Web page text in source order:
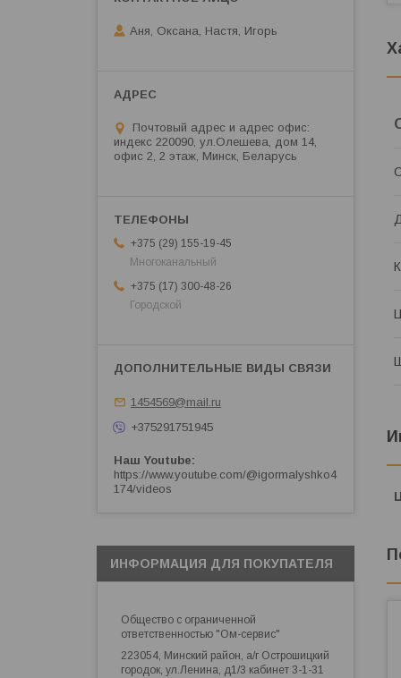
Аня, Оксана, Настя, Игорь
Почтовый адрес и адрес офис:
индекс 220090, ул.Олешева, дом 14,
офис 2, 2 этаж, Минск, Беларусь
+375 (29) 155-19-45
Многоканальный
+375 (17) 300-48-26
Городской
1454569@mail.ru
+375291751945
Наш Youtube
https://www.youtube.com/@igormalyshko4
174/videos
ИНФОРМАЦИЯ ДЛЯ ПОКУПАТЕЛЯ
Общество с ограниченной
ответственностью "Ом-сервис"
223054, Минский район, а/г Острошицкий
городок, ул.Ленина, д1/3 кабинет 3-1-31